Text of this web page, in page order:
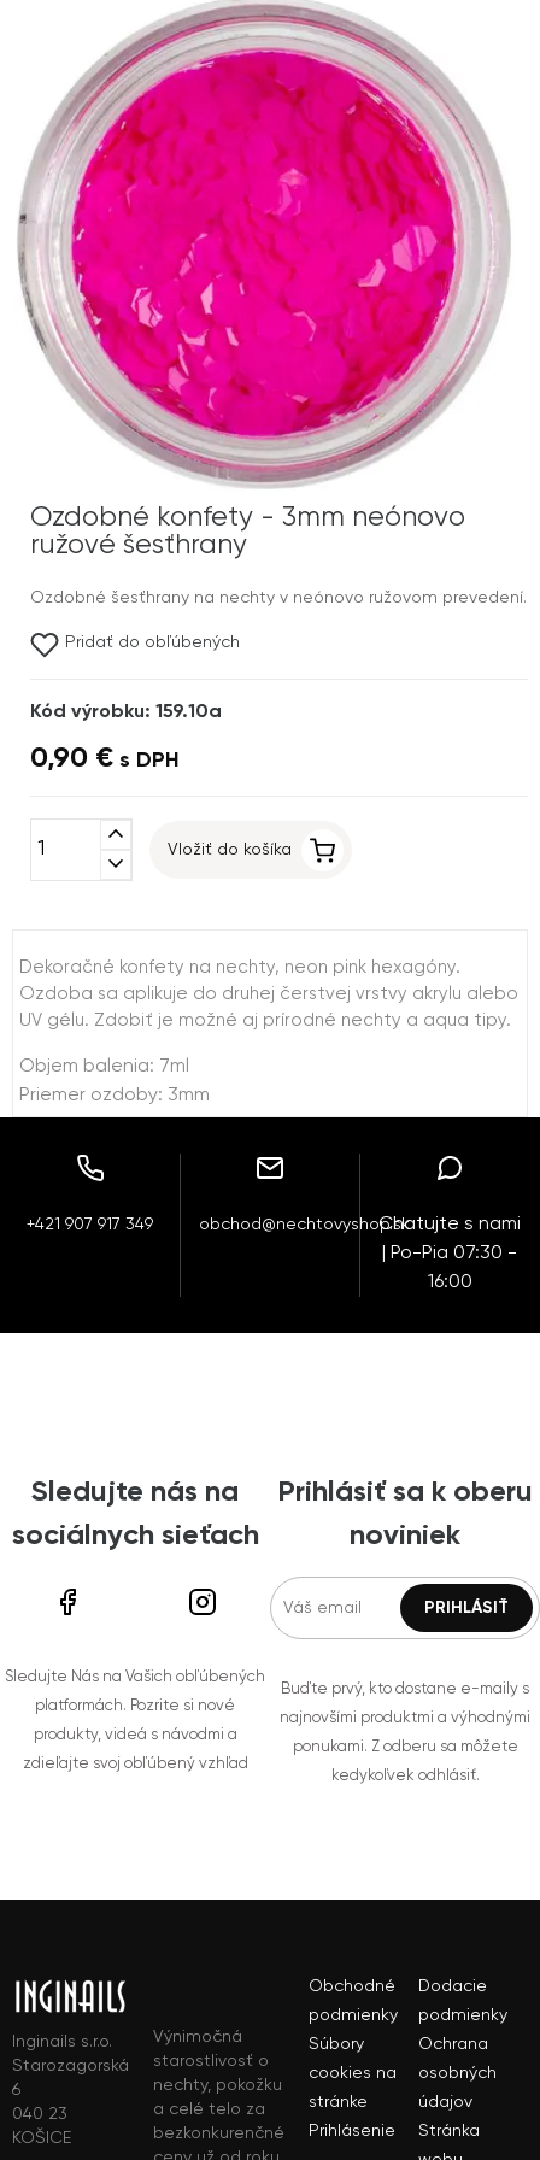
Ozdobné konfety - 3mm neónovo
ružové šesťhrany
Ozdobné šesťhrany na nechty v neónovo ružovom prevedení.
Pridať do obľúbených
Kód výrobku: 159.10a
0,90 € s DPH
expand_less
expand_more
Vložiť do košíka
Dekoračné konfety na nechty, neon pink hexagóny.
Ozdoba sa aplikuje do druhej čerstvej vrstvy akrylu alebo
UV gélu. Zdobiť je možné aj prírodné nechty a aqua tipy.
Objem balenia: 7ml
Priemer ozdoby: 3mm
+421 907 917 349 obchod@nechtovyshop.skChatujte s nami
| Po-Pia 07:30 -
16:00
Sledujte nás na
sociálnych sieťach
Sledujte Nás na Vašich obľúbených
platformách. Pozrite si nové
produkty, videá s návodmi a
zdieľajte svoj obľúbený vzhľad
Prihlásiť sa k oberu
noviniek
Buďte prvý, kto dostane e-maily s
najnovšími produktmi a výhodnými
ponukami. Z odberu sa môžete
kedykoľvek odhlásiť.
Inginails s.r.o.
Starozagorská
6
040 23
KOŠICE
Výnimočná
starostlivosť o
nechty, pokožku
a celé telo za
bezkonkurenčné
Obchodné
podmienky
Dodacie
podmienky
Súbory
cookies na
stránke
Ochrana
osobných
údajov
Prihlásenie
Stránka